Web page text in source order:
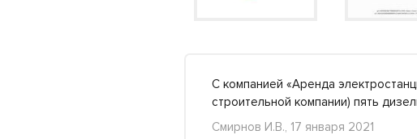
С компанией «Аренда
строительной компании) пять
Смирнов И.В., 17 января 2021